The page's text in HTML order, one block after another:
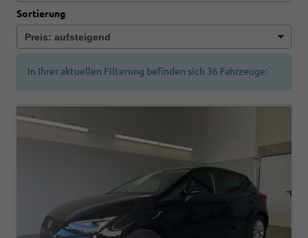
Sortierung
In Ihrer aktuellen Filterung befinden sich 36 Fahrzeuge: